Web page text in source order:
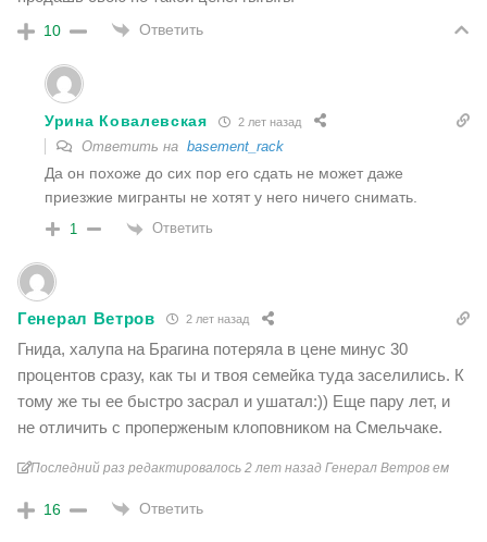
10 Ответить
Урина Ковалевская 2 лет назад
Ответить на basement_rack
Да он похоже до сих пор его сдать не может даже
приезжие мигранты не хотят у него ничего снимать.
1 Ответить
Генерал Ветров 2 лет назад
Гнида, халупа на Брагина потеряла в цене минус 30
процентов сразу, как ты и твоя семейка туда заселились. К
тому же ты ее быстро засрал и ушатал:)) Еще пару лет, и
не отличить с проперженым клоповником на Смельчаке.
Последний раз редактировалось 2 лет назад Генерал Ветров ем
16 Ответить